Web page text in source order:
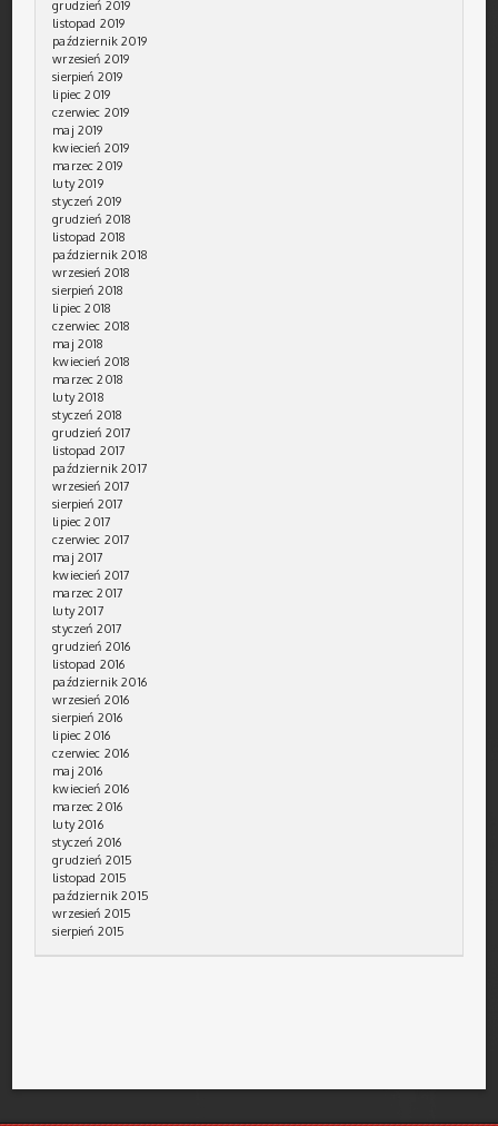
grudzień 2019
listopad 2019
październik 2019
wrzesień 2019
sierpień 2019
lipiec 2019
czerwiec 2019
maj 2019
kwiecień 2019
marzec 2019
luty 2019
styczeń 2019
grudzień 2018
listopad 2018
październik 2018
wrzesień 2018
sierpień 2018
lipiec 2018
czerwiec 2018
maj 2018
kwiecień 2018
marzec 2018
luty 2018
styczeń 2018
grudzień 2017
listopad 2017
październik 2017
wrzesień 2017
sierpień 2017
lipiec 2017
czerwiec 2017
maj 2017
kwiecień 2017
marzec 2017
luty 2017
styczeń 2017
grudzień 2016
listopad 2016
październik 2016
wrzesień 2016
sierpień 2016
lipiec 2016
czerwiec 2016
maj 2016
kwiecień 2016
marzec 2016
luty 2016
styczeń 2016
grudzień 2015
listopad 2015
październik 2015
wrzesień 2015
sierpień 2015